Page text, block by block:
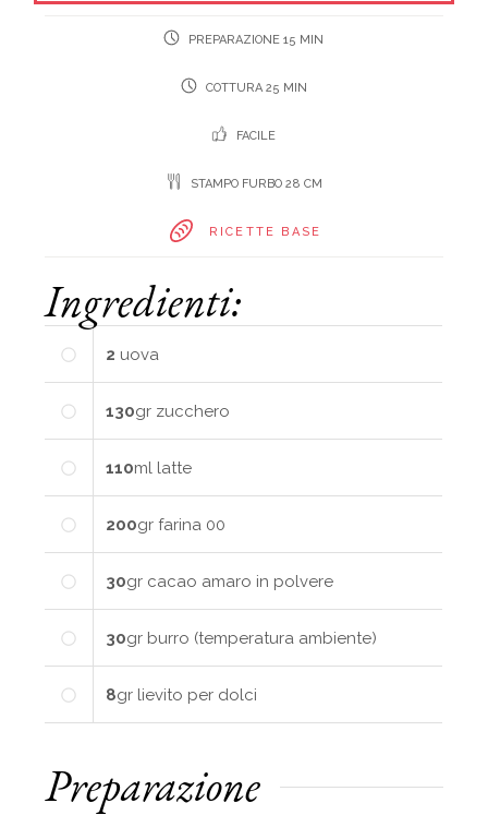
PREPARAZIONE 15 MIN
COTTURA 25 MIN
FACILE
STAMPO FURBO 28 CM
RICETTE BASE
Ingredienti:
2 uova
130gr zucchero
110ml latte
200gr farina 00
30gr cacao amaro in polvere
30gr burro (temperatura ambiente)
8gr lievito per dolci
Preparazione